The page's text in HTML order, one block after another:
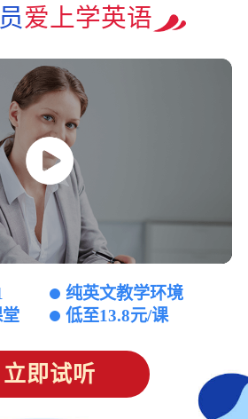
爱上学英语
纯英文教学环境
低至13.8元/课
立即试听